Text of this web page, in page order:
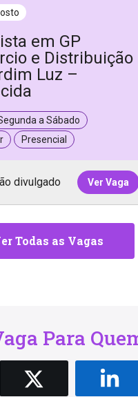
em GP
e Distribuição
Luz –
a Sábado
Presencial
divulgado Ver Vaga
Todas as Vagas
Para